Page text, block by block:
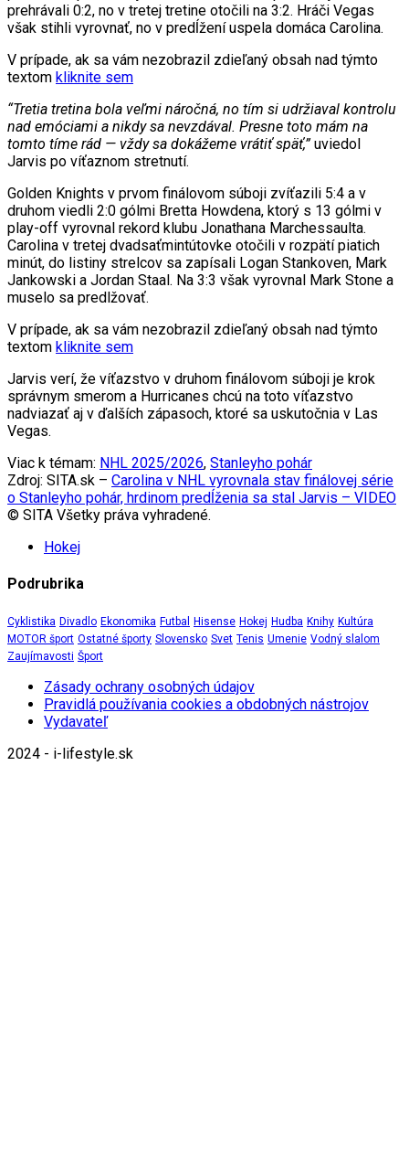
prehrávali 0:2, no v tretej tretine otočili na 3:2. Hráči Vegas
však stihli vyrovnať, no v predĺžení uspela domáca Carolina.
V prípade, ak sa vám nezobrazil zdieľaný obsah nad týmto
textom kliknite sem
“Tretia tretina bola veľmi náročná, no tím si udržiaval kontrolu
nad emóciami a nikdy sa nevzdával. Presne toto mám na
tomto tíme rád — vždy sa dokážeme vrátiť späť,”uviedol
Jarvis po víťaznom stretnutí.
Golden Knights v prvom finálovom súboji zvíťazili 5:4 a v
druhom viedli 2:0 gólmi Bretta Howdena, ktorý s 13 gólmi v
play-off vyrovnal rekord klubu Jonathana Marchessaulta.
Carolina v tretej dvadsaťmintútovke otočili v rozpätí piatich
minút, do listiny strelcov sa zapísali Logan Stankoven, Mark
Jankowski a Jordan Staal. Na 3:3 však vyrovnal Mark Stone a
muselo sa predlžovať.
V prípade, ak sa vám nezobrazil zdieľaný obsah nad týmto
textom kliknite sem
Jarvis verí, že víťazstvo v druhom finálovom súboji je krok
správnym smerom a Hurricanes chcú na toto víťazstvo
nadviazať aj v ďalších zápasoch, ktoré sa uskutočnia v Las
Vegas.
Viac k témam: NHL 2025/2026, Stanleyho pohár
Zdroj: SITA.sk – Carolina v NHL vyrovnala stav finálovej série
o Stanleyho pohár, hrdinom predĺženia sa stal Jarvis – VIDEO
© SITA Všetky práva vyhradené.
Hokej
Podrubrika
Cyklistika Divadlo Ekonomika Futbal Hisense Hokej Hudba Knihy Kultúra
MOTOR šport Ostatné športy Slovensko Svet Tenis Umenie Vodný slalom
Zaujímavosti Šport
Zásady ochrany osobných údajov
Pravidlá používania cookies a obdobných nástrojov
Vydavateľ
2024 - i-lifestyle.sk